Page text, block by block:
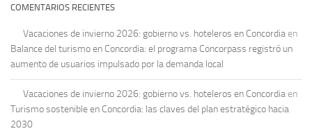
COMENTARIOS RECIENTES
Vacaciones de invierno 2026: gobierno vs. hoteleros en Concordia en
Balance del turismo en Concordia: el programa Concorpass registró un
aumento de usuarios impulsado por la demanda local
Vacaciones de invierno 2026: gobierno vs. hoteleros en Concordia en
Turismo sostenible en Concordia: las claves del plan estratégico hacia
2030